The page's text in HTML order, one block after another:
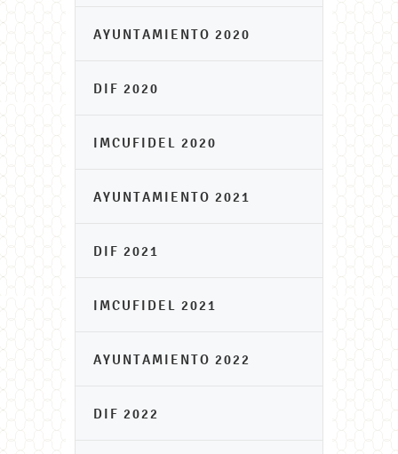
AYUNTAMIENTO 2020
DIF 2020
IMCUFIDEL 2020
AYUNTAMIENTO 2021
DIF 2021
IMCUFIDEL 2021
AYUNTAMIENTO 2022
DIF 2022